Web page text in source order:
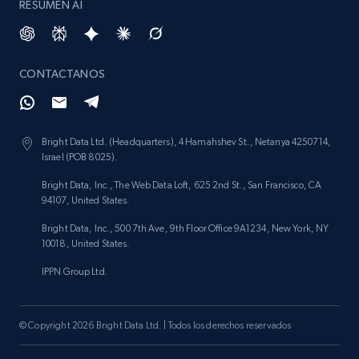
991+ 165+
Lowes.com
URL, Domain, Marketplace pn, Sku, Other pn,
Model number, Gtin ean pn, Product name, and
eCommerce
RESUMEN AI
CONTACTANOS
Bright Data Ltd. (Headquarters), 4 Hamahshev St., Netanya 4250714,
Israel (POB 8025).
Bright Data, Inc., The Web Data Loft, 625 2nd St., San Francisco, CA
94107, United States.
Bright Data, Inc., 500 7th Ave, 9th Floor Office 9A1234, New York, NY
10018, United States.
IPPN Group Ltd.
© Copyright 2026 Bright Data Ltd. | Todos los derechos reservados